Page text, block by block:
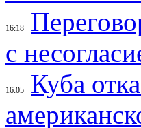
16:18
с
16:05
Куба